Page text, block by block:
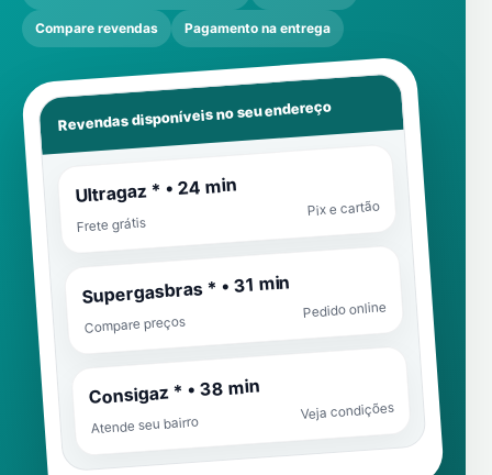
Compare revendas Pagamento na entrega
Revendas disponíveis no seu endereço
Ultragaz * • 24 min
Frete grátis
Pix e cartão
Supergasbras * • 31 min
Compare preços
Pedido online
Consigaz * • 38 min
Atende seu bairro
Veja condições